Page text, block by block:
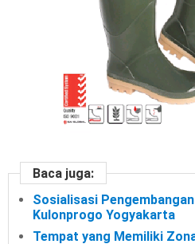
Baca juga:
Sosialisasi
Kulonprogo Yogyakarta
Tempat yang Memiliki